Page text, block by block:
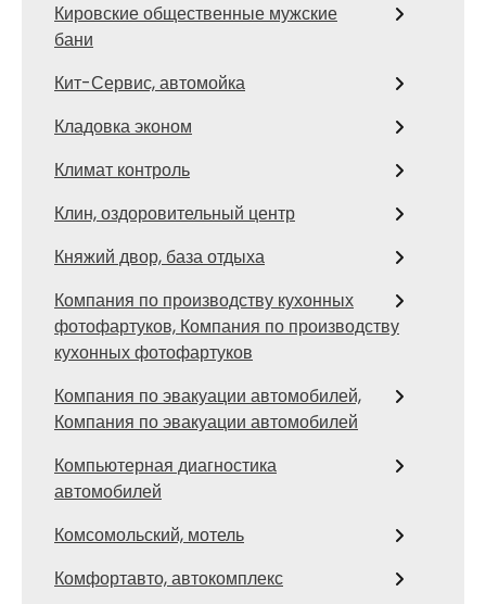
Кировские общественные мужские
бани
Кит-Сервис, автомойка
Кладовка эконом
Климат контроль
Клин, оздоровительный центр
Княжий двор, база отдыха
Компания по производству кухонных
фотофартуков, Компания по производству
кухонных фотофартуков
Компания по эвакуации автомобилей,
Компания по эвакуации автомобилей
Компьютерная диагностика
автомобилей
Комсомольский, мотель
Комфортавто, автокомплекс